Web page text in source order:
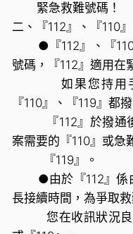
帳單繳費
申請查詢
我的帳號
緊急救難號碼！
二、『112』、『110
●『112』、『110
號碼，『112』適用在
如果您持用手
『110』、『119』都
『112』於撥通後
案需要的『110』或急
『119』。
●由於『112』係由
長接續時間，為爭取
您在收訊狀況良好